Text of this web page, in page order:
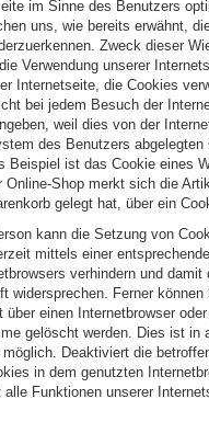
im Sinne des Benutzers
uns, wie bereits erwähnt,
Zweck dieser
Verwendung unserer
Internetseite, die Cookies
bei jedem Besuch der
weil dies von der
des Benutzers abgelegten
Beispiel ist das Cookie eines
Online-Shop merkt sich die
gelegt hat, über ein
kann die Setzung von
mittels einer
verhindern und damit
widersprechen. Ferner
über einen Internetbrowser
gelöscht werden. Dies ist in
möglich. Deaktiviert die
in dem genutzten
alle Funktionen unserer